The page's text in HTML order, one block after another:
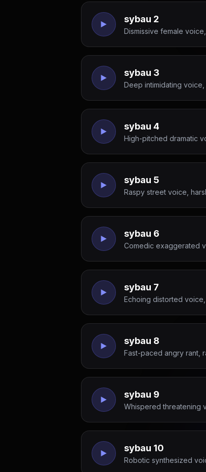
sybau 2
Dismissive female
sybau 3
Deep intimidating
sybau 4
High-pitched dramatic
sybau 5
Raspy street voice,
sybau 6
Comedic exaggerated
sybau 7
Echoing distorted
sybau 8
Fast-paced angry rant,
sybau 9
Whispered threatening
sybau 10
Robotic synthesized